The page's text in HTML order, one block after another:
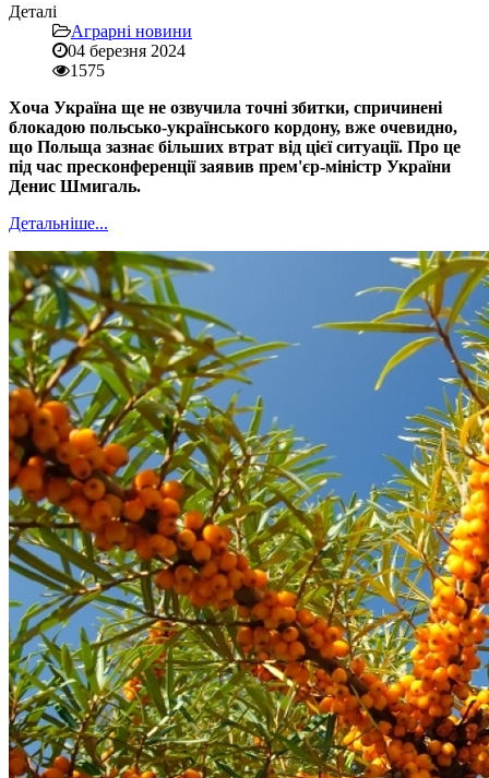
Деталі
Аграрні новини
04 березня 2024
1575
Хоча Україна ще не озвучила точні збитки, спричинені
блокадою польсько-українського кордону, вже очевидно,
що Польща зазнає більших втрат від цієї ситуації. Про це
під час пресконференції заявив прем'єр-міністр України
Денис Шмигаль.
Детальніше...